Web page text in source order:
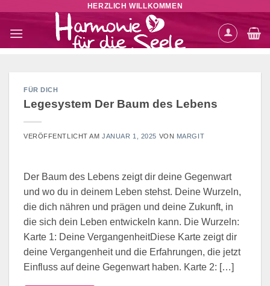
springen
HERZLICH WILLKOMMEN
FÜR DICH
Legesystem Der Baum des Lebens
VERÖFFENTLICHT AMJANUAR 1, 2025 VON MARGIT
Der Baum des Lebens zeigt dir deine Gegenwart
und wo du in deinem Leben stehst. Deine Wurzeln,
die dich nähren und prägen und deine Zukunft, in
die sich dein Leben entwickeln kann. Die Wurzeln:
Karte 1: Deine VergangenheitDiese Karte zeigt dir
deine Vergangenheit und die Erfahrungen, die jetzt
Einfluss auf deine Gegenwart haben. Karte 2: […]